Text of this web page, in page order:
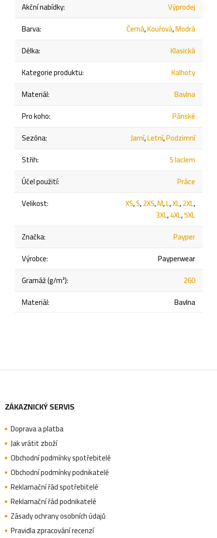
Akční nabídky:
Výprodej
Barva: Černá,Kouřová,Modrá
Délka:
Klasická
Kategorie produktu:
Kalhoty
Materiál:
Bavlna
Pro koho:
Pánské
Sezóna: Jarní,Letní,Podzimní
Střih:
S laclem
Účel použití:
Práce
Velikost: XS,S,2XS,M,L,XL,2XL,
3XL,4XL,5XL
Značka:
Payper
Výrobce:
Payperwear
Gramáž (g/m²):
260
Materiál: Bavlna
á
p
a
t
ZÁKAZNICKÝ SERVIS
Doprava a platba
Jak vrátit zboží
Obchodní podmínky spotřebitelé
Obchodní podmínky podnikatelé
Reklamační řád spotřebitelé
Reklamační řád podnikatelé
Zásady ochrany osobních údajů
Pravidla zpracování recenzí